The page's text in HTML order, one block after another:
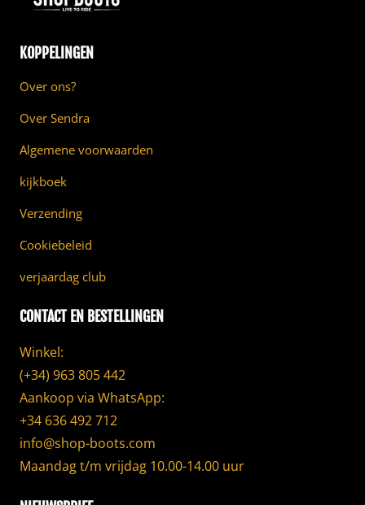
KOPPELINGEN
Over ons?
Over Sendra
Algemene voorwaarden
kijkboek
Verzending
Cookiebeleid
verjaardag club
CONTACT EN BESTELLINGEN
Winkel:
(+34) 963 805 442
Aankoop via WhatsApp:
+34 636 492 712
info@shop-boots.com
Maandag t/m vrijdag 10.00-14.00 uur